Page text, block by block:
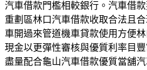
汽車借款門檻相較銀行。汽車借
重劃區林口汽車借款收取合法且
車開過來管道機車貸款使用方便
現金以更彈性審核與優質利率目
盡量配合龜山汽車借款優質當舖